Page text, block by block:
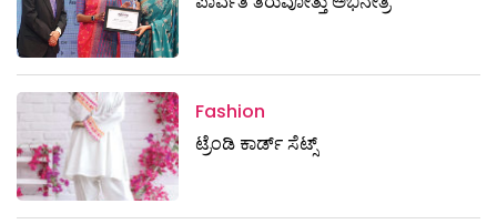
Fashion
ಟ್ರೆಂಡಿ ಕಾರ್ಡ್‌ ಸೆಟ್ಸ್